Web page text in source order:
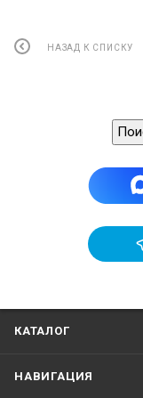
НАЗАД К СПИСКУ
КАТАЛОГ
НАВИГАЦИЯ